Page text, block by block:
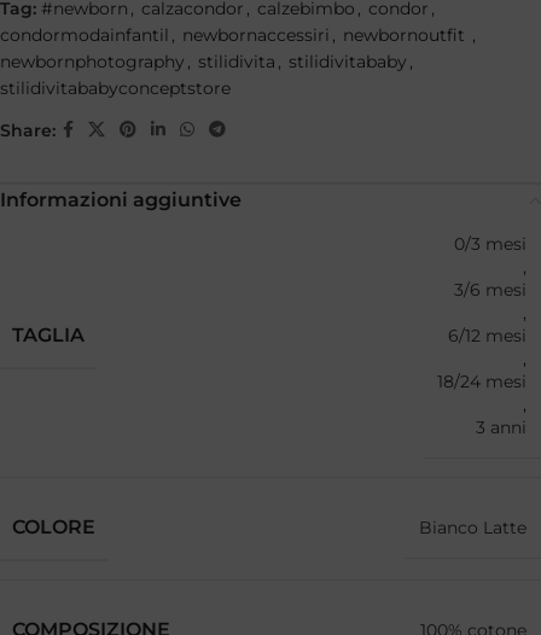
Tag: #newborn , calzacondor , calzebimbo , condor ,
condormodainfantil , newbornaccessiri , newbornoutfit ,
newbornphotography , stilidivita , stilidivitababy ,
stilidivitababyconceptstore
Share:
Informazioni aggiuntive
TAGLIA
0/3 mesi
,
3/6 mesi
,
6/12 mesi
,
18/24 mesi
,
3 anni
COLORE Bianco Latte
COMPOSIZIONE 100% cotone